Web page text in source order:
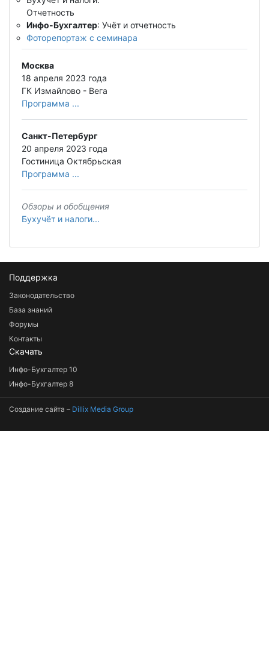
Отчетность
Инфо-Бухгалтер: Учёт и отчетность
Фоторепортаж с семинара
Москва
18 апреля 2023 года
ГК Измайлово - Вега
Программа ...
Санкт-Петербург
20 апреля 2023 года
Гостиница Октябрьская
Программа ...
Обзоры и обобщения
Бухучёт и налоги...
Поддержка
Законодательство
База знаний
Форумы
Контакты
Скачать
Инфо-Бухгалтер 10
Инфо-Бухгалтер 8
Создание сайта – Dillix Media Group